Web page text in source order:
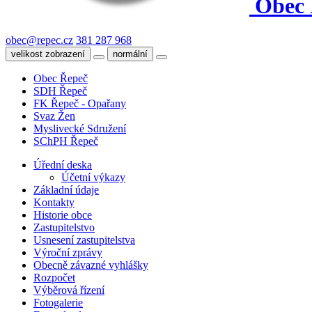
Obec
obec@repec.cz 381 287 968
velikost zobrazení normální
Obec Řepeč
SDH Řepeč
FK Řepeč - Opařany
Svaz Žen
Myslivecké Sdružení
SChPH Řepeč
Úřední deska
Účetní výkazy
Základní údaje
Kontakty
Historie obce
Zastupitelstvo
Usnesení zastupitelstva
Výroční zprávy
Obecně závazné vyhlášky
Rozpočet
Výběrová řízení
Fotogalerie